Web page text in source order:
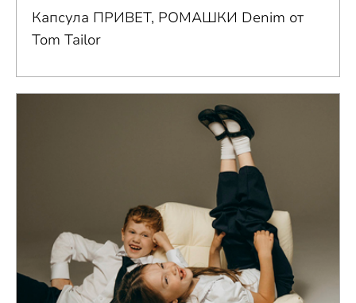
Капсула ПРИВЕТ, РОМАШКИ Denim от
Tom Tailor